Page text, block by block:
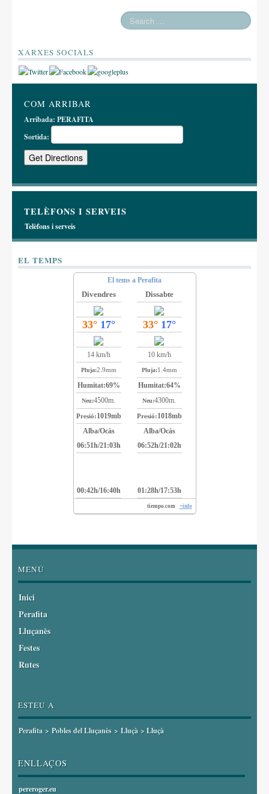
XARXES SOCIALS
COM ARRIBAR
Arribada: PERAFITA
Sortida:
TELÈFONS I SERVEIS
Telèfons i serveis
EL TEMPS
El tems a Perafita
Divendres
33° 17°
14 km/h
Pluja:2.9mm
Humitat:69%
Neu:4500m.
Presió:1019mb
Alba/Ocàs
06:51h/21:03h
00:42h/16:40h
Dissabte
33° 17°
10 km/h
Pluja:1.4mm
Humitat:64%
Neu:4300m.
Presió:1018mb
Alba/Ocàs
06:52h/21:02h
01:28h/17:53h
tiempo.com +info
MENÚ
Inici
Perafita
Lluçanès
Festes
Rutes
ESTEU A
Perafita > Pobles del Lluçanès > Lluçà > Lluçà
ENLLAÇOS
pereroger.eu